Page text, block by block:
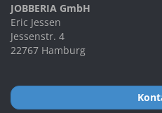
JOBBERIA GmbH
Eric Jessen
Jessenstr. 4
22767 Hamburg